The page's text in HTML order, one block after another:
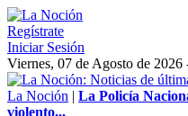
Regístrate
Iniciar Sesión
Viernes, 07 de Agosto de 2026
La Noción | La Policía
violento...